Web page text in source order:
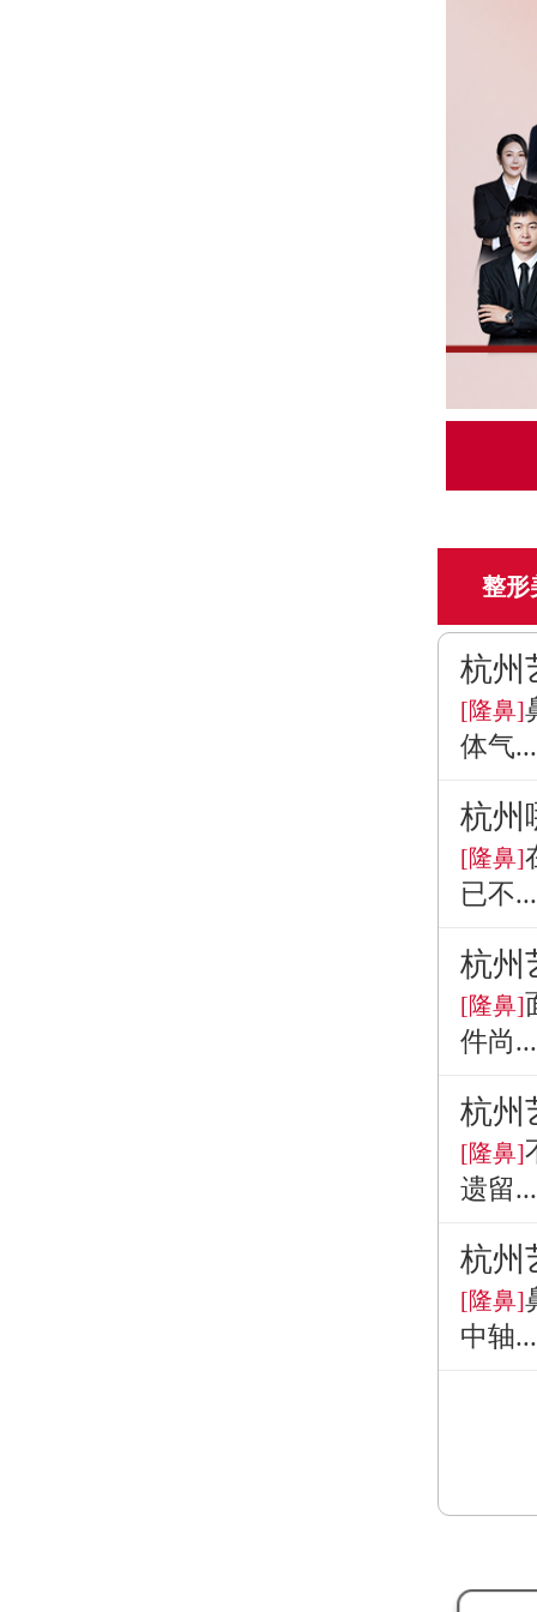
整形
杭州
[隆鼻]
体气...
杭州
[隆鼻]
已不...
杭州
[隆鼻]
件尚...
杭州
[隆鼻]
遗留...
杭州
[隆鼻]
中轴...